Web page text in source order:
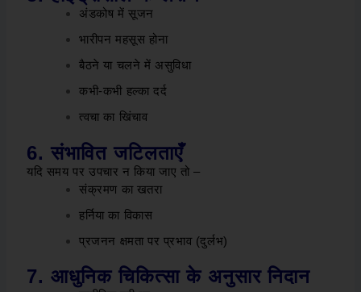
अंडकोष में सूजन
भारीपन महसूस होना
बैठने या चलने में असुविधा
कभी-कभी हल्का दर्द
त्वचा का खिंचाव
6. संभावित जटिलताएँ
यदि समय पर उपचार न किया जाए तो –
संक्रमण का खतरा
हर्निया का विकास
प्रजनन क्षमता पर प्रभाव (दुर्लभ)
7. आधुनिक चिकित्सा के अनुसार निदान